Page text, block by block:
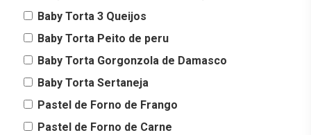
Baby Torta 3 Queijos
Baby Torta Peito de peru
Baby Torta Gorgonzola de Damasco
Baby Torta Sertaneja
Pastel de Forno de Frango
Pastel de Forno de Carne